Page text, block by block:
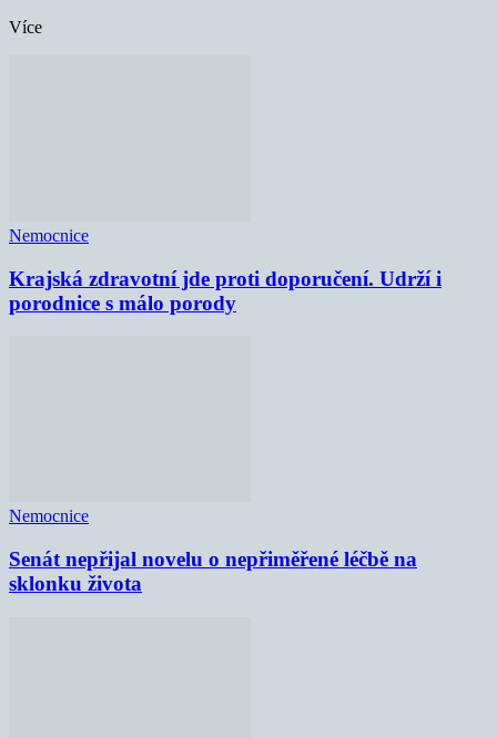
Více
Nemocnice
Krajská zdravotní jde proti doporučení. Udrží i
porodnice s málo porody
Nemocnice
Senát nepřijal novelu o nepřiměřené léčbě na
sklonku života